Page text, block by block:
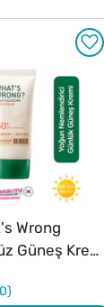
Wrong
Güneş Kremi